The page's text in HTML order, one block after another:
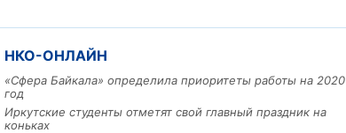
НКО-ОНЛАЙН
«Сфера Байкала» определила приоритеты работы на 2020
год
Иркутские студенты отметят свой главный праздник на
коньках